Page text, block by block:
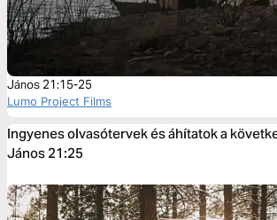
János 21:15-25
Lumo Project Films
Ingyenes olvasótervek és áhítatok a
János 21:25